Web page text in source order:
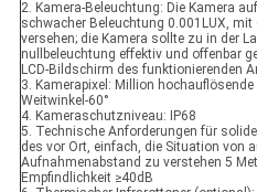
2. Kamera-Beleuchtung: Die Kamera
schwacher Beleuchtung 0.001LUX,
versehen; die Kamera sollte zu in der
nullbeleuchtung effektiv und offenbar
LCD-Bildschirm des funktionierenden
3. Kamerapixel: Million
Weitwinkel-60°
4. Kameraschutzniveau: IP68
5. Technische Anforderungen für
des vor Ort, einfach, die Situation von
Aufnahmenabstand zu verstehen 5
Empfindlichkeit ≥40dB